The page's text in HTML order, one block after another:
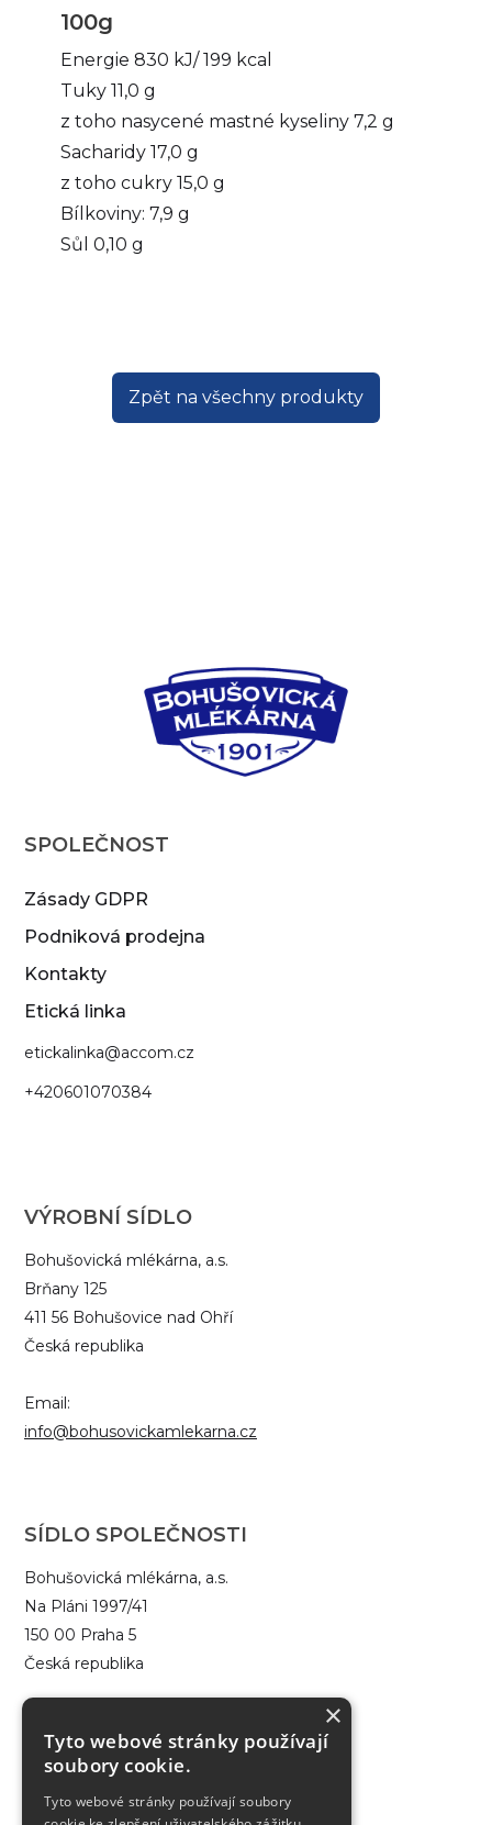
100g
Energie 830 kJ/ 199 kcal
Tuky 11,0 g
z toho nasycené mastné kyseliny 7,2 g
Sacharidy 17,0 g
z toho cukry 15,0 g
Bílkoviny: 7,9 g
Sůl 0,10 g
Zpět na všechny produkty
SPOLEČNOST
Zásady GDPR
Podniková prodejna
Kontakty
Etická linka
‍etickalinka@accom.cz
+420601070384
VÝROBNÍ SÍDLO
Bohušovická mlékárna, a.s.
Brňany 125
411 56 Bohušovice nad Ohří
Česká republika
Email:
info@bohusovickamlekarna.cz
SÍDLO SPOLEČNOSTI
Bohušovická mlékárna, a.s.
Na Pláni 1997/41
150 00 Praha 5
Česká republika
DIČ: CZ48291960
Datová schránka: g9sc7i4
×
Tyto webové stránky používají
soubory cookie.
Tyto webové stránky používají soubory